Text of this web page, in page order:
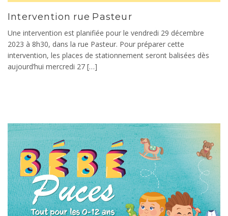
Intervention rue Pasteur
Une intervention est planifiée pour le vendredi 29 décembre
2023 à 8h30, dans la rue Pasteur. Pour préparer cette
intervention, les places de stationnement seront balisées dès
aujourd’hui mercredi 27 […]